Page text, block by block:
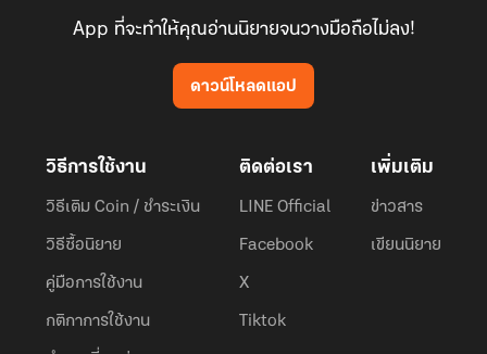
App ที่จะทำให้คุณอ่านนิยายจนวางมือถือไม่ลง!
ดาวน์โหลดแอป
วิธีการใช้งาน
วิธีเติม Coin / ชำระเงิน
วิธีซื้อนิยาย
คู่มือการใช้งาน
กติกาการใช้งาน
ติดต่อเรา
LINE Official
Facebook
X
Tiktok
เพิ่มเติม
ข่าวสาร
เขียนนิยาย